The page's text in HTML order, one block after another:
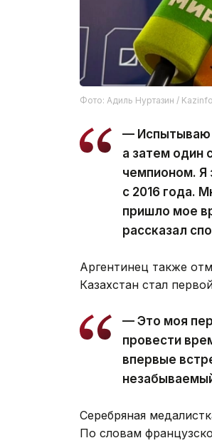
Фото: Адиль Нуртазин /
— Испытываю
а затем один
чемпионом. Я
с 2016 года.
пришло мое
рассказал
Аргентинец также
Казахстан стал
— Это моя
провести
впервые
Серебряная
По словам